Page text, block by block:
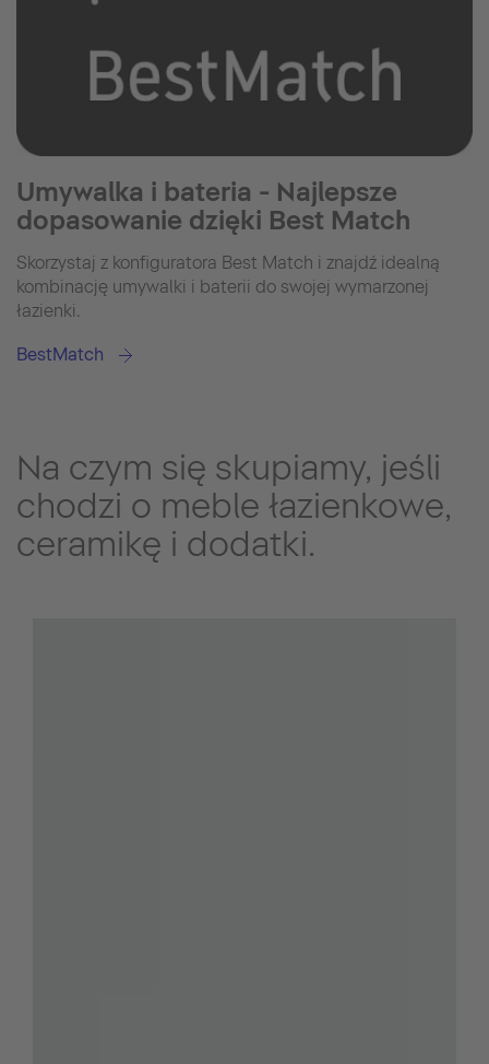
Umywalka i bateria - Najlepsze
dopasowanie dzięki Best Match
Skorzystaj z konfiguratora Best Match i znajdź idealną
kombinację umywalki i baterii do swojej wymarzonej
łazienki.
BestMatch
Na czym się skupiamy, jeśli
chodzi o meble łazienkowe,
ceramikę i dodatki.